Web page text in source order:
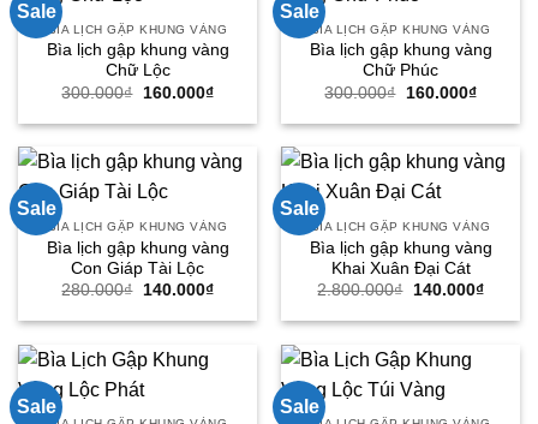
Sale
BÌA LỊCH GẬP KHUNG VÀNG
Bìa lịch gập khung vàng
Chữ Lộc
300.000₫
Giá
là:
160.000₫Giá
tại
160.000₫.
Sale
BÌA LỊCH GẬP KHUNG VÀNG
Bìa lịch gập khung vàng
Chữ Phúc
300.000₫
Giá
là:
160.000₫Giá
tại
Sale
BÌA LỊCH GẬP KHUNG VÀNG
Bìa lịch gập khung vàng
Con Giáp Tài Lộc
280.000₫
Giá
là:
140.000₫Giá
tại
140.000₫.
Sale
BÌA LỊCH GẬP KHUNG VÀNG
Bìa lịch gập khung vàng
Khai Xuân Đại Cát
2.800.000₫
Giá
là:
140.000₫Giá
tại
Sale Sale